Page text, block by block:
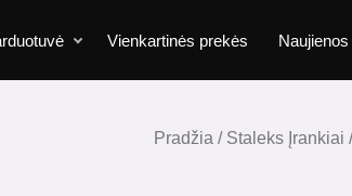
Vienkartinės prekės Naujienos
Pradžia / Staleks Įrankiai